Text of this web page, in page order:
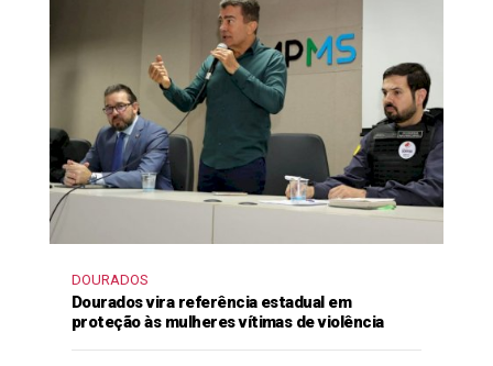
DOURADOS
Dourados vira referência estadual em
proteção às mulheres vítimas de violência